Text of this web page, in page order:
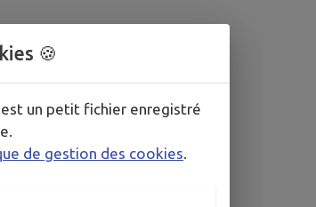
🍪
un petit fichier enregistré
de gestion des cookies